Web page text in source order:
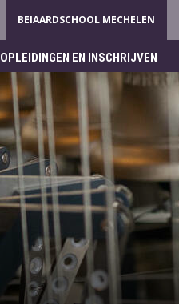
BEIAARDSCHOOL MECHELEN
OPLEIDINGEN EN INSCHRIJVEN